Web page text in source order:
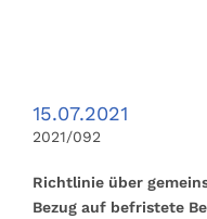
15.07.2021
2021/092
Richtlinie über
Bezug auf befristete